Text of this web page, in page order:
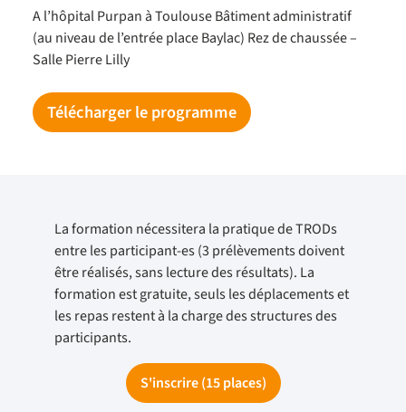
A l’hôpital Purpan à Toulouse Bâtiment administratif
(au niveau de l’entrée place Baylac) Rez de chaussée –
Salle Pierre Lilly
Télécharger le programme
La formation nécessitera la pratique de TRODs
entre les participant-es (3 prélèvements doivent
être réalisés, sans lecture des résultats). La
formation est gratuite, seuls les déplacements et
les repas restent à la charge des structures des
participants.
S'inscrire (15 places)